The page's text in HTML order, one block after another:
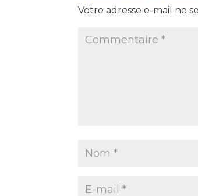
Votre adresse e-mail ne